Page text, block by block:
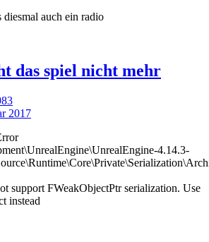
diesmal auch ein radio
das spiel nicht mehr
2017
4.14.3-
support FWeakObjectPtr serialization. Use
instead